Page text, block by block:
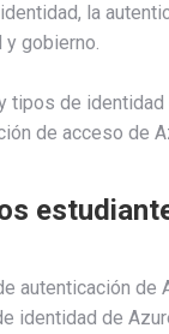
la
gobierno.
de identidad
de acceso de
autenticación de
identidad de